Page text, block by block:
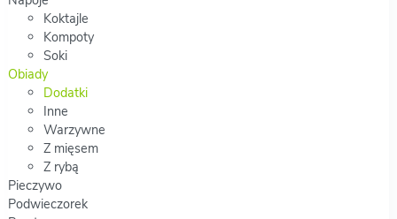
Koktajle
Kompoty
Soki
Obiady
Dodatki
Inne
Warzywne
Z mięsem
Z rybą
Pieczywo
Podwieczorek